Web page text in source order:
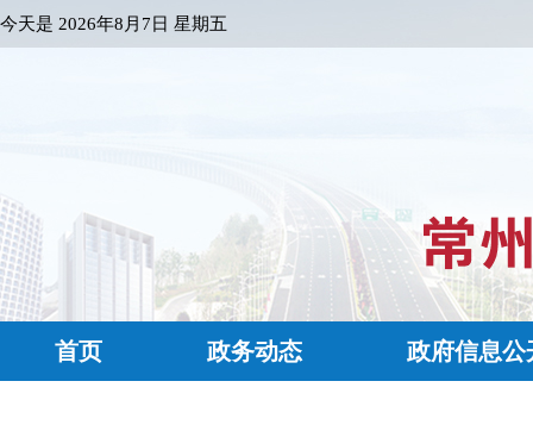
今天是 2026年8月7日 星期五
首页 政务动态 政府信息公